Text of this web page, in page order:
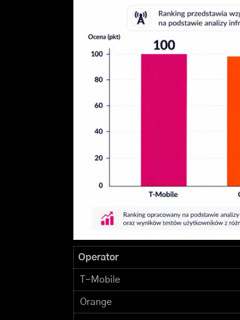
Operator
T-Mobile
Orange